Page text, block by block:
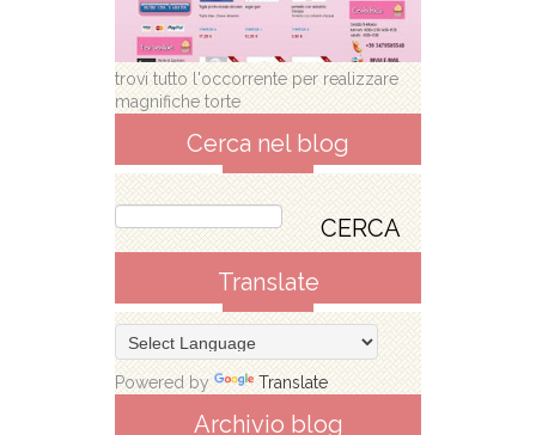
trovi tutto l'occorrente per realizzare
magnifiche torte
Cerca nel blog
Translate
Powered by Translate
Archivio blog